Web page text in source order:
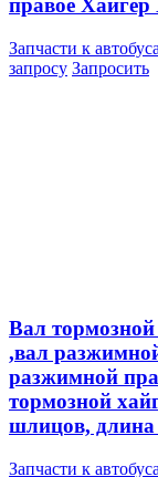
правое Хайгер
Запчасти к
запросу Запросить
Вал
,вал
разжимной
тормозной
шлицов, длина
Запчасти к